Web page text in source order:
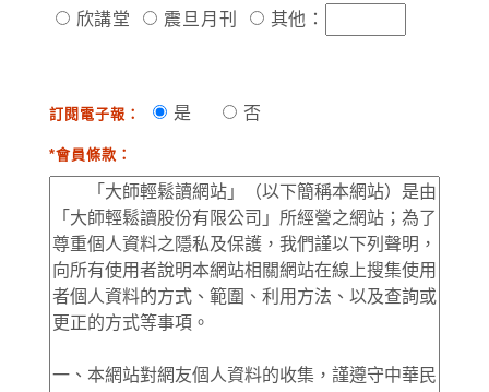
欣講堂
震旦月刊 其他：
訂閱電子報： 是 否
*會員條款：